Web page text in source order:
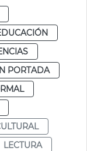
PORTADA
LECTURA